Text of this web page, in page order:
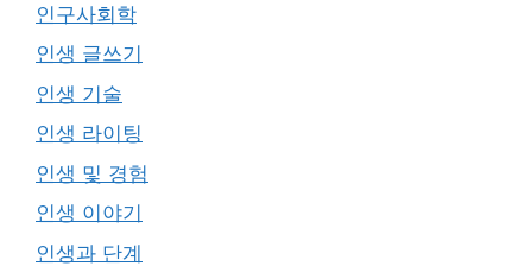
인구사회학
인생 글쓰기
인생 기술
인생 라이팅
인생 및 경험
인생 이야기
인생과 단계